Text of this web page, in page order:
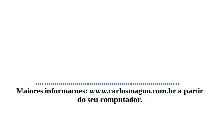
..........................................................................
Maiores informacoes: www.carlosmagno.com.bra partir
do seu computador.